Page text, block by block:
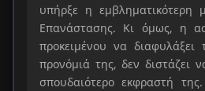
υπήρξε η εμβληματικότερη
Επανάστασης. Κι όμως, η
προκειμένου να διαφυλάξει
προνόμιά της, δεν διστάζει
σπουδαιότερο εκφραστή